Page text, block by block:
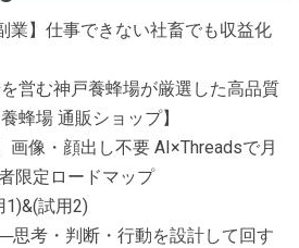
業】仕事できない社畜でも収益化
営む神戸養蜂場が厳選した高品質
蜂場 通販ショップ】
画像・顔出し不要 AI×Threadsで月
限定ロードマップ
試用2)
思考・判断・行動を設計して回す